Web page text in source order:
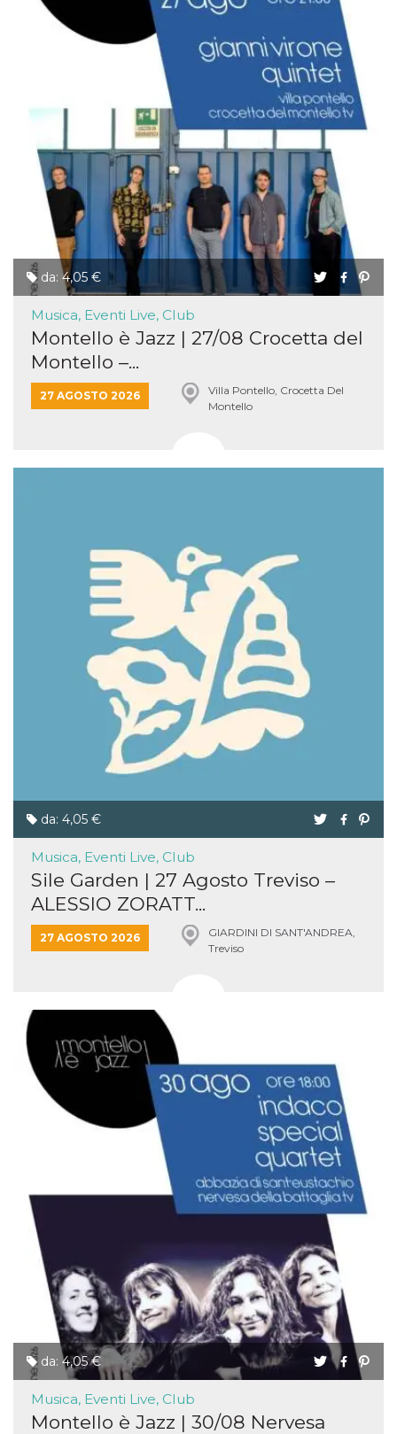
da: 4,05 €
Musica, Eventi Live, Club
Montello è Jazz | 27/08 Crocetta del
Montello –...
27 AGOSTO 2026
Villa Pontello, Crocetta Del
Montello
da: 4,05 €
Musica, Eventi Live, Club
Sile Garden | 27 Agosto Treviso –
ALESSIO ZORATT...
27 AGOSTO 2026
GIARDINI DI SANT'ANDREA,
Treviso
da: 4,05 €
Musica, Eventi Live, Club
Montello è Jazz | 30/08 Nervesa